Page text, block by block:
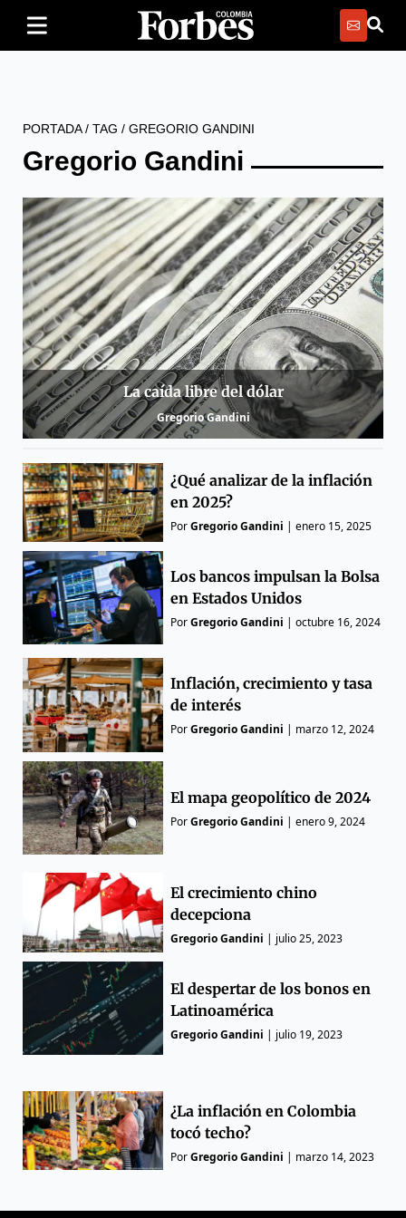
PORTADA/ TAG / GREGORIO GANDINI
Gregorio Gandini
La caída libre del dólar
Gregorio Gandini
¿Qué analizar de la inflación
en 2025?
PorGregorio Gandini |enero 15, 2025
Los bancos impulsan la Bolsa
en Estados Unidos
PorGregorio Gandini |octubre 16, 2024
Inflación, crecimiento y tasa
de interés
PorGregorio Gandini | marzo 12, 2024
El mapa geopolítico de 2024
PorGregorio Gandini |enero 9, 2024
El crecimiento chino
decepciona
Gregorio Gandini | julio 25, 2023
El despertar de los bonos en
Latinoamérica
Gregorio Gandini | julio 19, 2023
¿La inflación en Colombia
tocó techo?
PorGregorio Gandini | marzo 14, 2023